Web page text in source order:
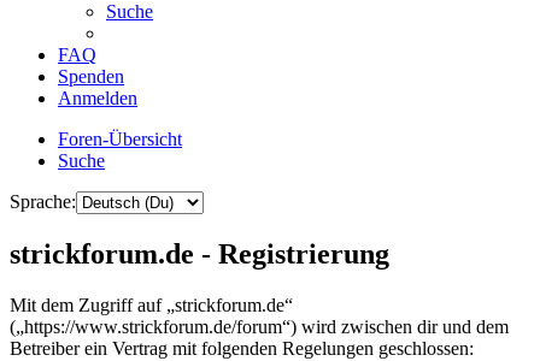
Suche
FAQ
Spenden
Anmelden
Foren-Übersicht
Suche
Sprache:
strickforum.de - Registrierung
Mit dem Zugriff auf „strickforum.de“
(„https://www.strickforum.de/forum“) wird zwischen dir und dem
Betreiber ein Vertrag mit folgenden Regelungen geschlossen: